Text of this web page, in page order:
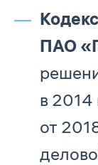
ПАО
в 2014
от